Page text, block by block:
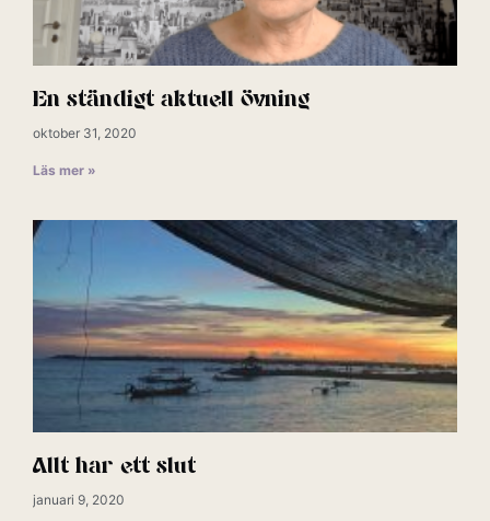
En ständigt aktuell övning
oktober 31, 2020
Läs mer »
Allt har ett slut
januari 9, 2020